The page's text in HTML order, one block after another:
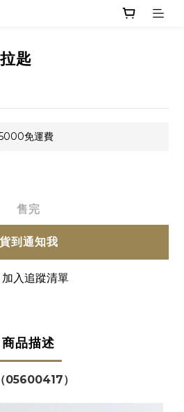
匙
免運費
售完
貨到通知我
加入追蹤清單
商品描述
05600417）